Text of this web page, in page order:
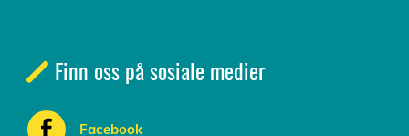
Finn oss på sosiale medier
Facebook